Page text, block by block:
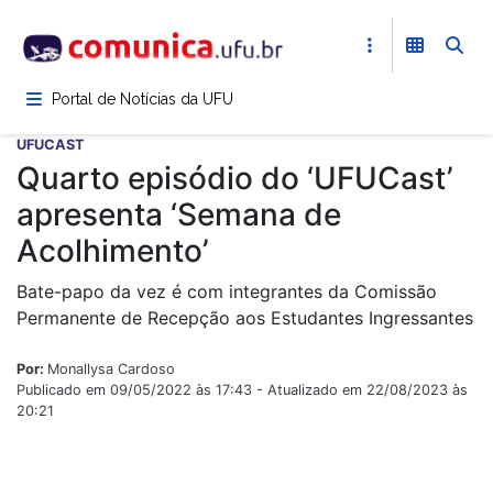
para
conteúdoPortal de Notícias da UFU
UFUCAST
Quarto episódio do ‘UFUCast’
apresenta ‘Semana de
Acolhimento’
Bate-papo da vez é com integrantes da Comissão
Permanente de Recepção aos Estudantes Ingressantes
Por: Monallysa Cardoso
Publicado em 09/05/2022 às 17:43 - Atualizado em 22/08/2023 às
20:21